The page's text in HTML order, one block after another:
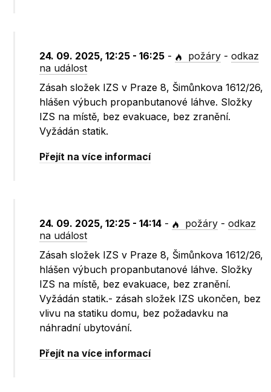
24. 09. 2025, 12:25 - 16:25 - požáry -odkaz
na událost
Zásah složek IZS v Praze 8, Šimůnkova 1612/26,
hlášen výbuch propanbutanové láhve. Složky
IZS na místě, bez evakuace, bez zranění.
Vyžádán statik.
Přejít na více informací
24. 09. 2025, 12:25 - 14:14 - požáry -odkaz
na událost
Zásah složek IZS v Praze 8, Šimůnkova 1612/26,
hlášen výbuch propanbutanové láhve. Složky
IZS na místě, bez evakuace, bez zranění.
Vyžádán statik.- zásah složek IZS ukončen, bez
vlivu na statiku domu, bez požadavku na
náhradní ubytování.
Přejít na více informací